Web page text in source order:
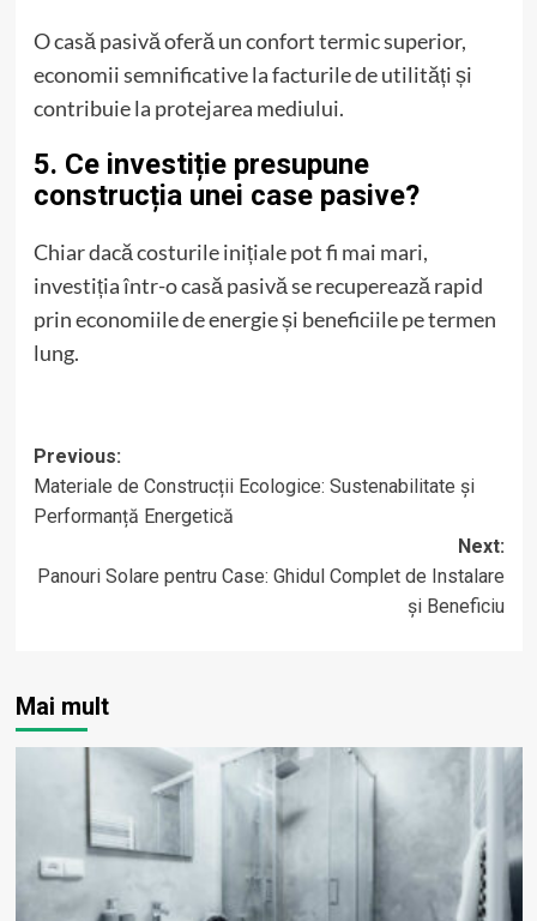
O casă pasivă oferă un confort termic superior,
economii semnificative la facturile de utilități și
contribuie la protejarea mediului.
5. Ce investiție presupune
construcția unei case pasive?
Chiar dacă costurile inițiale pot fi mai mari,
investiția într-o casă pasivă se recuperează rapid
prin economiile de energie și beneficiile pe termen
lung.
Post
navigation
Previous:
Materiale de Construcții Ecologice: Sustenabilitate și
Performanță Energetică
Next:
Panouri Solare pentru Case: Ghidul Complet de Instalare
și Beneficiu
Mai mult